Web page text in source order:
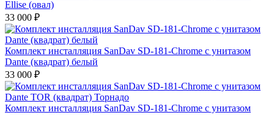
Ellise (овал)
33 000 ₽
Комплект инсталляция SanDav SD-181-Chrome с унитазом
Dante (квадрат) белый
33 000 ₽
Комплект инсталляция SanDav SD-181-Chrome с унитазом